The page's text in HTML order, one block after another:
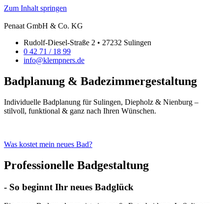
Zum Inhalt springen
Penaat GmbH & Co. KG
Rudolf-Diesel-Straße 2 • 27232 Sulingen
0 42 71 / 18 99
info@klempners.de
Badplanung & Badezimmergestaltung
Individuelle Badplanung für Sulingen, Diepholz & Nienburg –
stilvoll, funktional & ganz nach Ihren Wünschen.
Was kostet mein neues Bad?
Professionelle Badgestaltung
- So beginnt Ihr neues Badglück